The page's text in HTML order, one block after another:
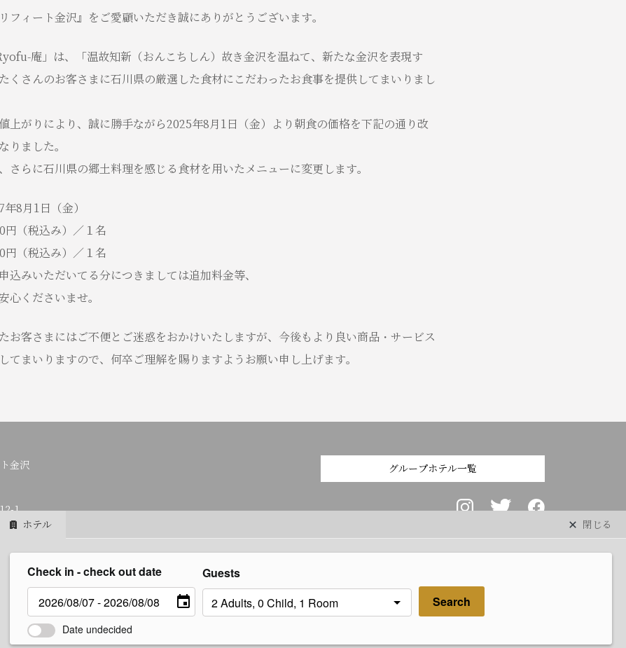
フィート金沢』をご愛顧いただき誠にありがとうございます。
庵」は、「温故知新（おんこちしん）故き金沢を温ねて、新たな金沢を表現す
くさんのお客さまに石川県の厳選した食材にこだわったお食事を提供してまいりまし
上がりにより、誠に勝手ながら2025年8月1日（金）より朝食の価格を下記の通り改
りました。
さらに石川県の郷土料理を感じる食材を用いたメニューに変更します。
月1日（金）
込み）／１名
込み）／１名
込みいただいてる分につきましては追加料金等、
心くださいませ。
お客さまにはご不便とご迷惑をおかけいたしますが、今後もより良い商品・サービス
てまいりますので、何卒ご理解を賜りますようお願い申し上げます。
金沢
1
グループホテル一覧
ホテル 閉じる
Check in - check out date
Guests
Search
Date undecided